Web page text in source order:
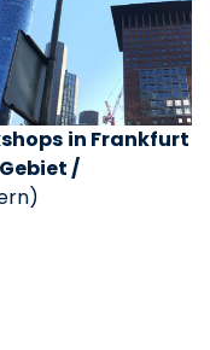
in Frankfurt
/